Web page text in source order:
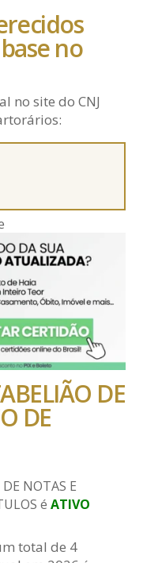
no
no site do CNJ
DE
DE
NOTAS E
éATIVO
total de 4